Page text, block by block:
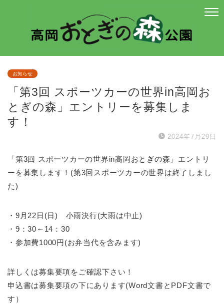
お知らせ
「第3回 スポーツカーの世界in高岡お
とぎの森」エントリーを募集しま
す！
2024年7月29日
「第3回 スポーツカーの世界in高岡おとぎの森」エントリ
ーを募集します！(第3回スポーツカーの世界は終了しまし
た)
・9月22日(日) 小雨決行(大雨は中止)
・9：30～14：30
・参加費1000円(お弁当代を含みます)
詳しくは募集要項をご確認下さい！
申込書は募集要項の下にあります(Word文書とPDF文書で
す）